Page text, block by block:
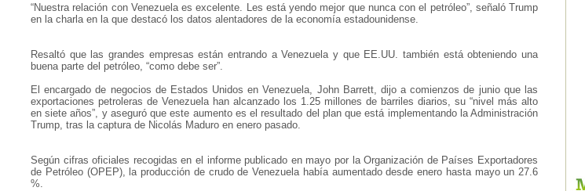
“Nuestra relación con Venezuela es excelente. Les está yendo mejor que nunca con el petróleo”, señaló Trump
en la charla en la que destacó los datos alentadores de la economía estadounidense.
Resaltó que las grandes empresas están entrando a Venezuela y que EE.UU. también está obteniendo una
buena parte del petróleo, “como debe ser”.
El encargado de negocios de Estados Unidos en Venezuela, John Barrett, dijo a comienzos de junio que las
exportaciones petroleras de Venezuela han alcanzado los 1.25 millones de barriles diarios, su “nivel más alto
en siete años”, y aseguró que este aumento es el resultado del plan que está implementando la Administración
Trump, tras la captura de Nicolás Maduro en enero pasado.
Según cifras oficiales recogidas en el informe publicado en mayo por la Organización de Países Exportadores
de Petróleo (OPEP), la producción de crudo de Venezuela había aumentado desde enero hasta mayo un 27.6
%.